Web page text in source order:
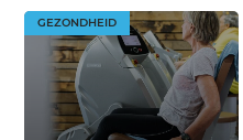
GEZONDHEID